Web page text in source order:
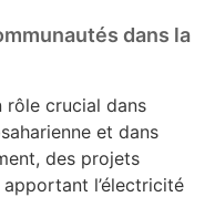
dans la
rôle crucial dans
et dans
des projets
l’électricité